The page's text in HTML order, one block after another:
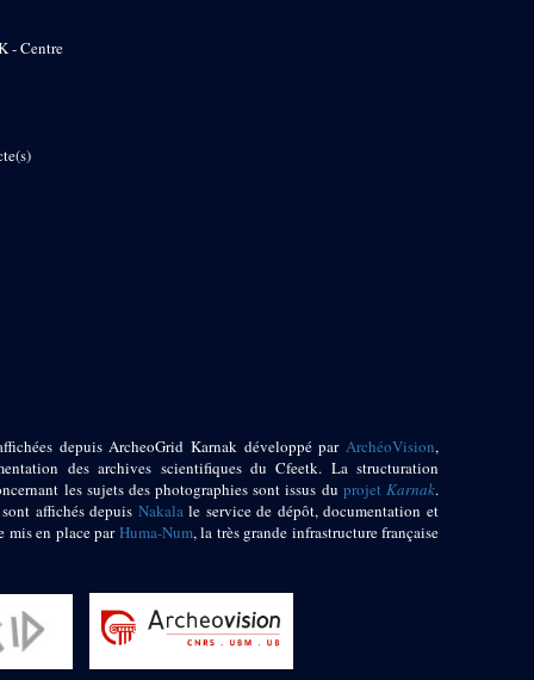
- Centre
depuis ArcheoGrid Karnak développé par ArchéoVision,
des archives scientifiques du Cfeetk. La structuration
les sujets des photographies sont issus du projetKarnak.
affichés depuis Nakalale service de dépôt, documentation et
mis en place parHuma-Num, la très grande infrastructure française